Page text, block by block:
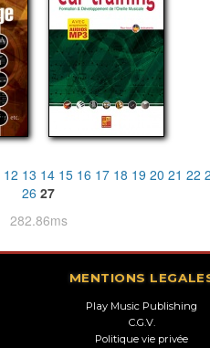
12 13 14 15 16 17 18 19 20 21 22
26 27
282.86ms
MENTIONS
Play Music Publishing
C.G.V.
Politique vie privée